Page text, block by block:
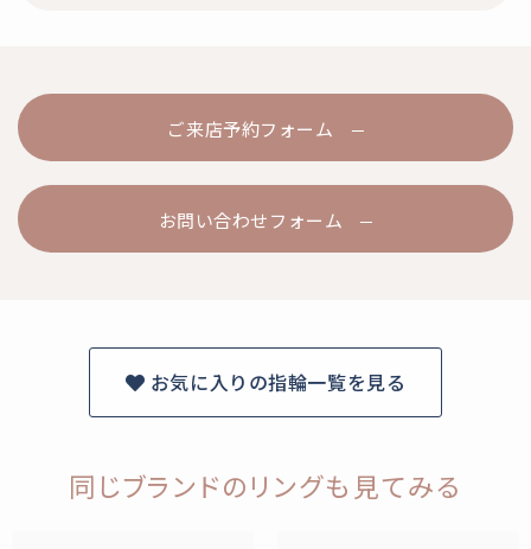
ご来店予約フォーム
お問い合わせフォーム
お気に入りの指輪一覧を見る
同じブランドのリングも見てみる